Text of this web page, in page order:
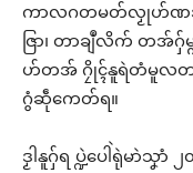
ကာလဂတမတ်လၟုဟ်ဏအ် ပ္
ဇြာ၊ တာချဳလိက် တအ်
ဟ်တအ် ဂၠိုၚ်နူရဲတံမူလ
ဂွံဆဵုကေတ်ရ။
ဒၟါနူဂှ်ရ ပ္ဍဲပေါဲရုဲမာဲသၞာံ